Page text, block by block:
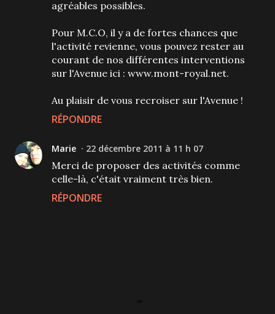
agréables possibles.
Pour M.C.O, il y a de fortes chances que
l'activité revienne, vous pouvez rester au
courant de nos différentes interventions
sur l'Avenue ici : www.mont-royal.net.
Au plaisir de vous recroiser sur l'Avenue !
RÉPONDRE
Marie 22 décembre 2011 à 11 h 07
Merci de proposer des activités comme
celle-là, c'était vraiment très bien.
RÉPONDRE